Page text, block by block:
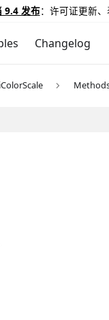
9.4 发布：许可证更新
Changelog